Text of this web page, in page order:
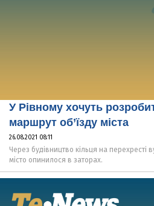
У Рівному хочуть
маршрут об’їзду міста
26.08.2021 08:11
Через будівництво кільця на
місто опинилося в заторах.